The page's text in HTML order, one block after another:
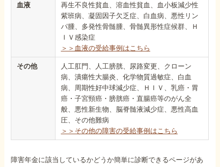
血液
再生不良性貧血、溶血性貧血、血小板減少性
紫班病、凝固因子欠乏症、白血病、悪性リン
パ腫、多発性骨髄腫、骨髄異形性症候群、Ｈ
ＩＶ感染症
＞＞血液の受給事例はこちら
その他
人工肛門、人工膀胱、尿路変更、クローン
病、潰瘍性大腸炎、化学物質過敏症、白血
病、周期性好中球減少症、ＨＩＶ、乳癌・胃
癌・子宮頸癌・膀胱癌・直腸癌等のがん全
般、悪性新生物、脳脊髄液減少症、悪性高血
圧、その他難病
＞＞その他の障害の受給事例はこちら
障害年金に該当しているかどうか簡単に診断できるページがあ